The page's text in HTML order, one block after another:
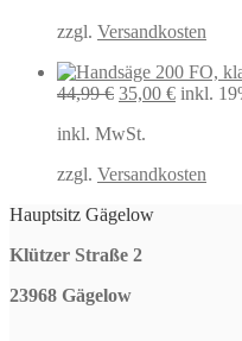
zzgl. Versandkosten
44,99€ Ursprünglicher
war:
35,00 € inkl.
inkl. MwSt.
zzgl. Versandkosten
Hauptsitz Gägelow
Klützer Straße 2
23968 Gägelow